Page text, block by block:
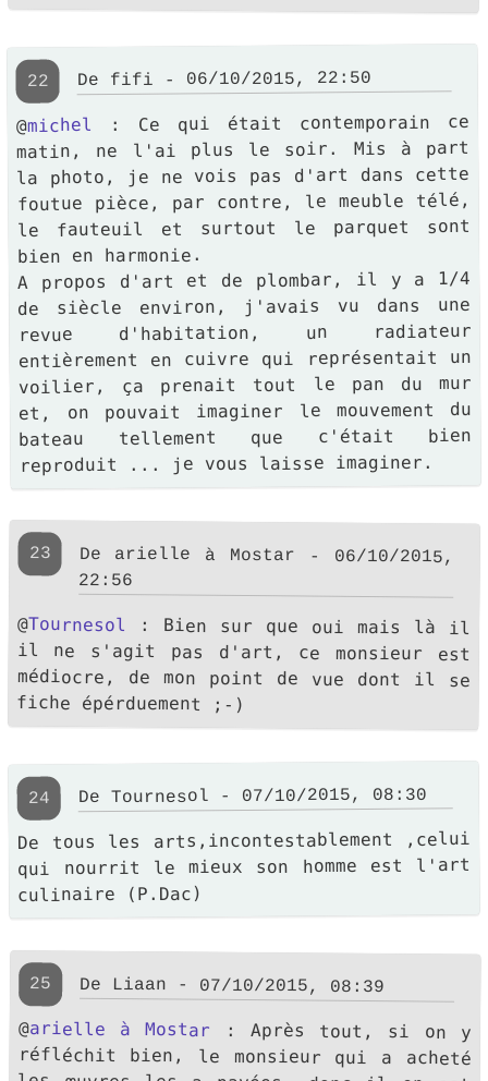
22 De fifi - 06/10/2015, 22:50
@michel : Ce qui était contemporain ce
matin, ne l'ai plus le soir. Mis à part
la photo, je ne vois pas d'art dans cette
foutue pièce, par contre, le meuble télé,
le fauteuil et surtout le parquet sont
bien en harmonie.
A propos d'art et de plombar, il y a 1/4
de siècle environ, j'avais vu dans une
revue d'habitation, un radiateur
entièrement en cuivre qui représentait un
voilier, ça prenait tout le pan du mur
et, on pouvait imaginer le mouvement du
bateau tellement que c'était bien
reproduit ... je vous laisse imaginer.
23 De arielle à Mostar - 06/10/2015,
22:56
@Tournesol : Bien sur que oui mais là il
il ne s'agit pas d'art, ce monsieur est
médiocre, de mon point de vue dont il se
fiche épérduement ;-)
24 De Tournesol - 07/10/2015, 08:30
De tous les arts,incontestablement ,celui
qui nourrit le mieux son homme est l'art
culinaire (P.Dac)
25 De Liaan - 07/10/2015, 08:39
@arielle à Mostar : Après tout, si on y
réfléchit bien, le monsieur qui a acheté
les œuvres les a payées, donc il en est
propriétaire et il peut en faire ce qu'il